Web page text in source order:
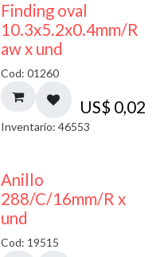
Finding oval
10.3x5.2x0.4mm/R
aw x und
Cod: 01260
US$ 0,02
Inventario: 46553
Anillo
288/C/16mm/R x
und
Cod: 19515